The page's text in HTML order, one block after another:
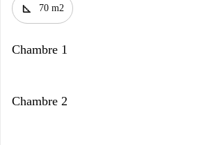
square_foot 70 m2
Chambre 1
Chambre 2